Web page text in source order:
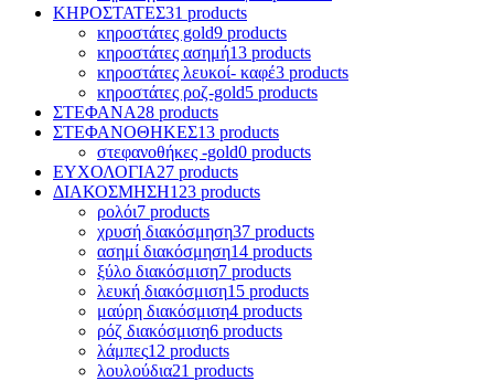
ΚΗΡΟΣΤΑΤΕΣ31 products
κηροστάτες gold9 products
κηροστάτες ασημή13 products
κηροστάτες λευκοί- καφέ3 products
κηροστάτες ροζ-gold5 products
ΣΤΕΦΑΝΑ28 products
ΣΤΕΦΑΝΟΘΗΚΕΣ13 products
στεφανοθήκες -gold0 products
ΕΥΧΟΛΟΓΙΑ27 products
ΔΙΑΚΟΣΜΗΣΗ123 products
ρολόι7 products
χρυσή διακόσμηση37 products
ασημί διακόσμηση14 products
ξύλο διακόσμιση7 products
λευκή διακόσμιση15 products
μαύρη διακόσμιση4 products
ρόζ διακόσμιση6 products
λάμπες12 products
λουλούδια21 products